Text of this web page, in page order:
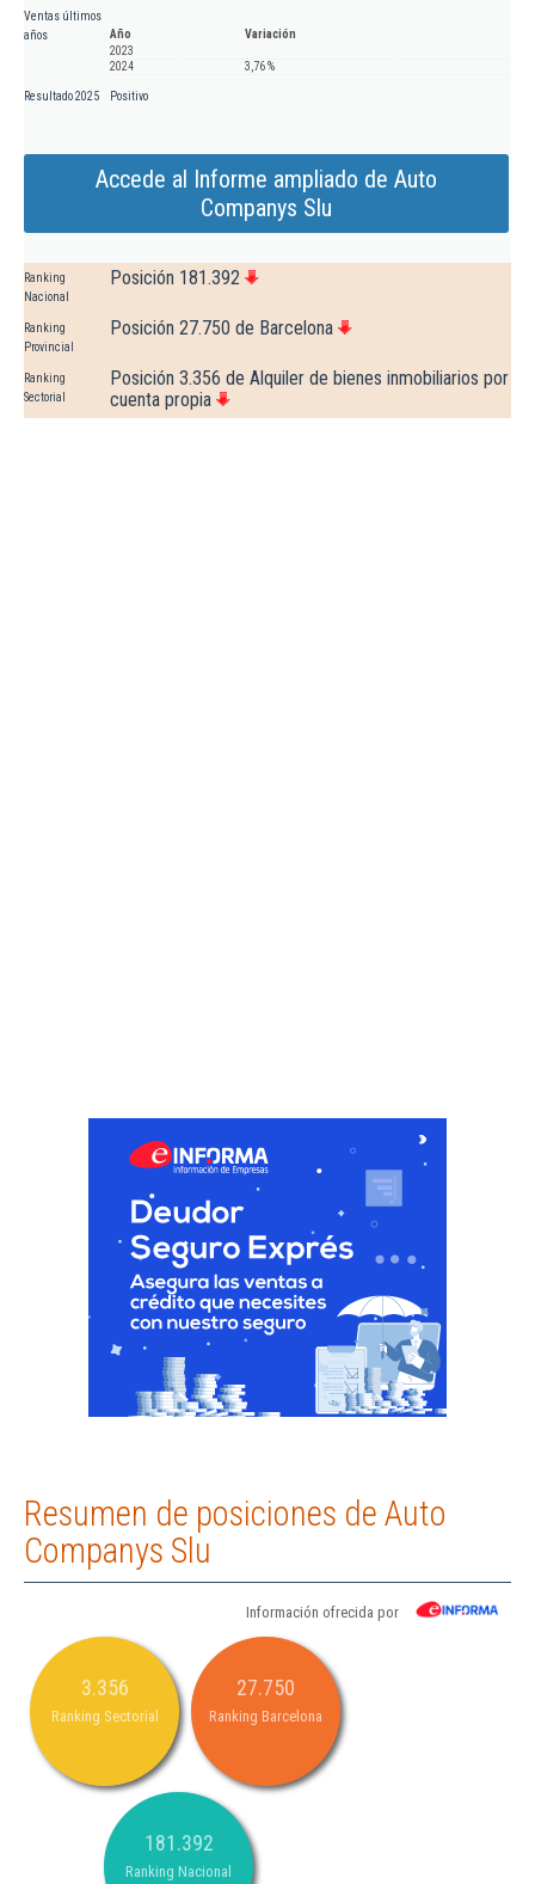
Ventas últimos
años
Año
Variación
2023
2024
3,76 %
Resultado 2025 Positivo
Accede al Informe ampliado de Auto
Companys Slu
Ranking
Nacional
Posición 181.392
Ranking
Provincial
Posición 27.750 de Barcelona
Ranking
Sectorial
Posición 3.356 de Alquiler de bienes inmobiliarios por
cuenta propia
Resumen de posiciones de Auto
Companys Slu
Información ofrecida por
3.356
Ranking Sectorial
27.750
Ranking Barcelona
181.392
Ranking Nacional